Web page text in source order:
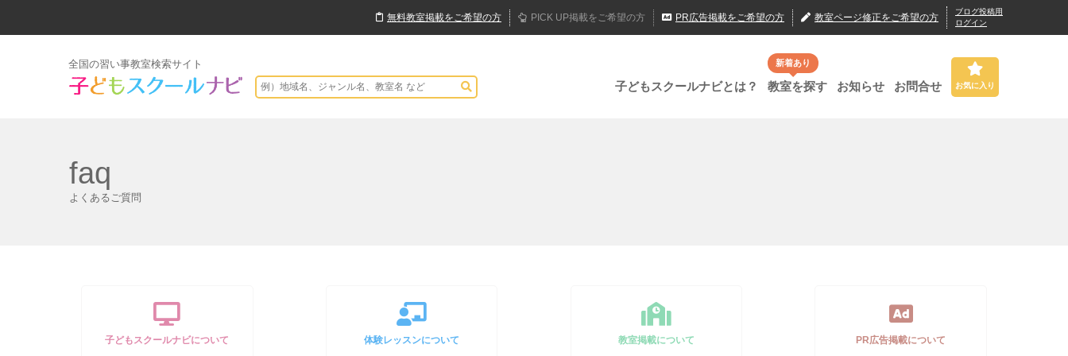
無料教室掲載をご希望の方 PICK UP掲載をご希望の方 PR広告掲載をご希望の方 教室ページ修正をご希望の方
ブログ投稿用
ログイン
全国の習い事教室検索サイト
子どもスクールナビとは？
新着あり
教室を探す お知らせ お問合せ お気に入り
faq
よくあるご質問
子どもスクールナビについて 体験レッスンについて 教室掲載について PR広告掲載について